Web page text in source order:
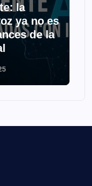
la
ya no es
de la